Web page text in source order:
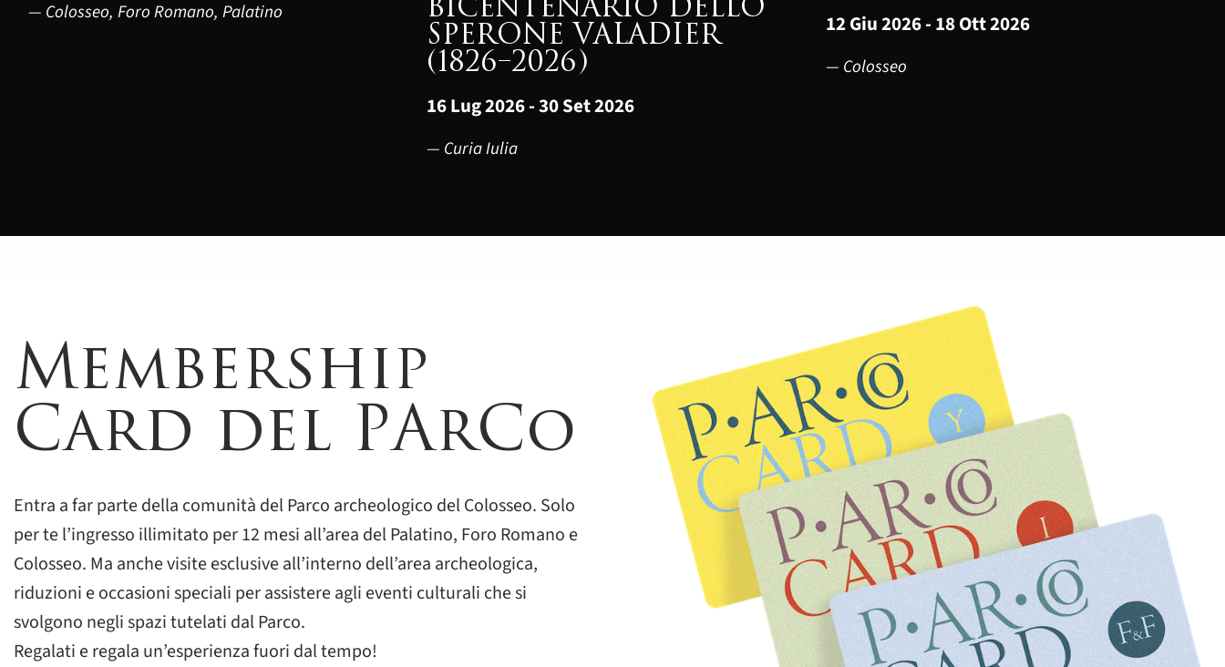
— Colosseo, Foro Romano, Palatino
SPERONE VALADIER
(1826–2026)
16 Lug 2026 - 30 Set 2026
— Curia Iulia
12 Giu 2026 - 18 Ott 2026
— Colosseo
Membership
Card del PArCo
Entra a far parte della comunità del Parco archeologico del Colosseo. Solo
per te l’ingresso illimitato per 12 mesi all’area del Palatino, Foro Romano e
Colosseo. Ma anche visite esclusive all’interno dell’area archeologica,
riduzioni e occasioni speciali per assistere agli eventi culturali che si
svolgono negli spazi tutelati dal Parco.
Regalati e regala un’esperienza fuori dal tempo!